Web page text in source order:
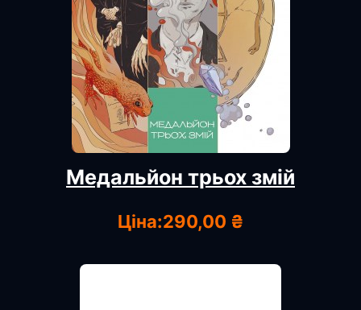
Медальйон трьох змій
Ціна:290,00 ₴